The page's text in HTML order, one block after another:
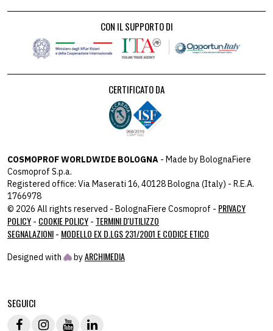
CON IL SUPPORTO DI
CERTIFICATO DA
COSMOPROF WORLDWIDE BOLOGNA - Made by BolognaFiere
Cosmoprof S.p.a.
Registered office: Via Maserati 16, 40128 Bologna (Italy) - R.E.A.
1766978
© 2026 All rights reserved - BolognaFiere Cosmoprof - PRIVACY
POLICY - COOKIE POLICY - TERMINI D'UTILIZZO
SEGNALAZIONI - MODELLO EX D.LGS 231/2001 E CODICE ETICO
Designed with byARCHIMEDIA
SEGUICI